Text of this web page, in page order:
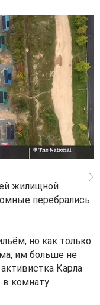
жилищной
перебрались
но как только
им больше не
Карла
комнату